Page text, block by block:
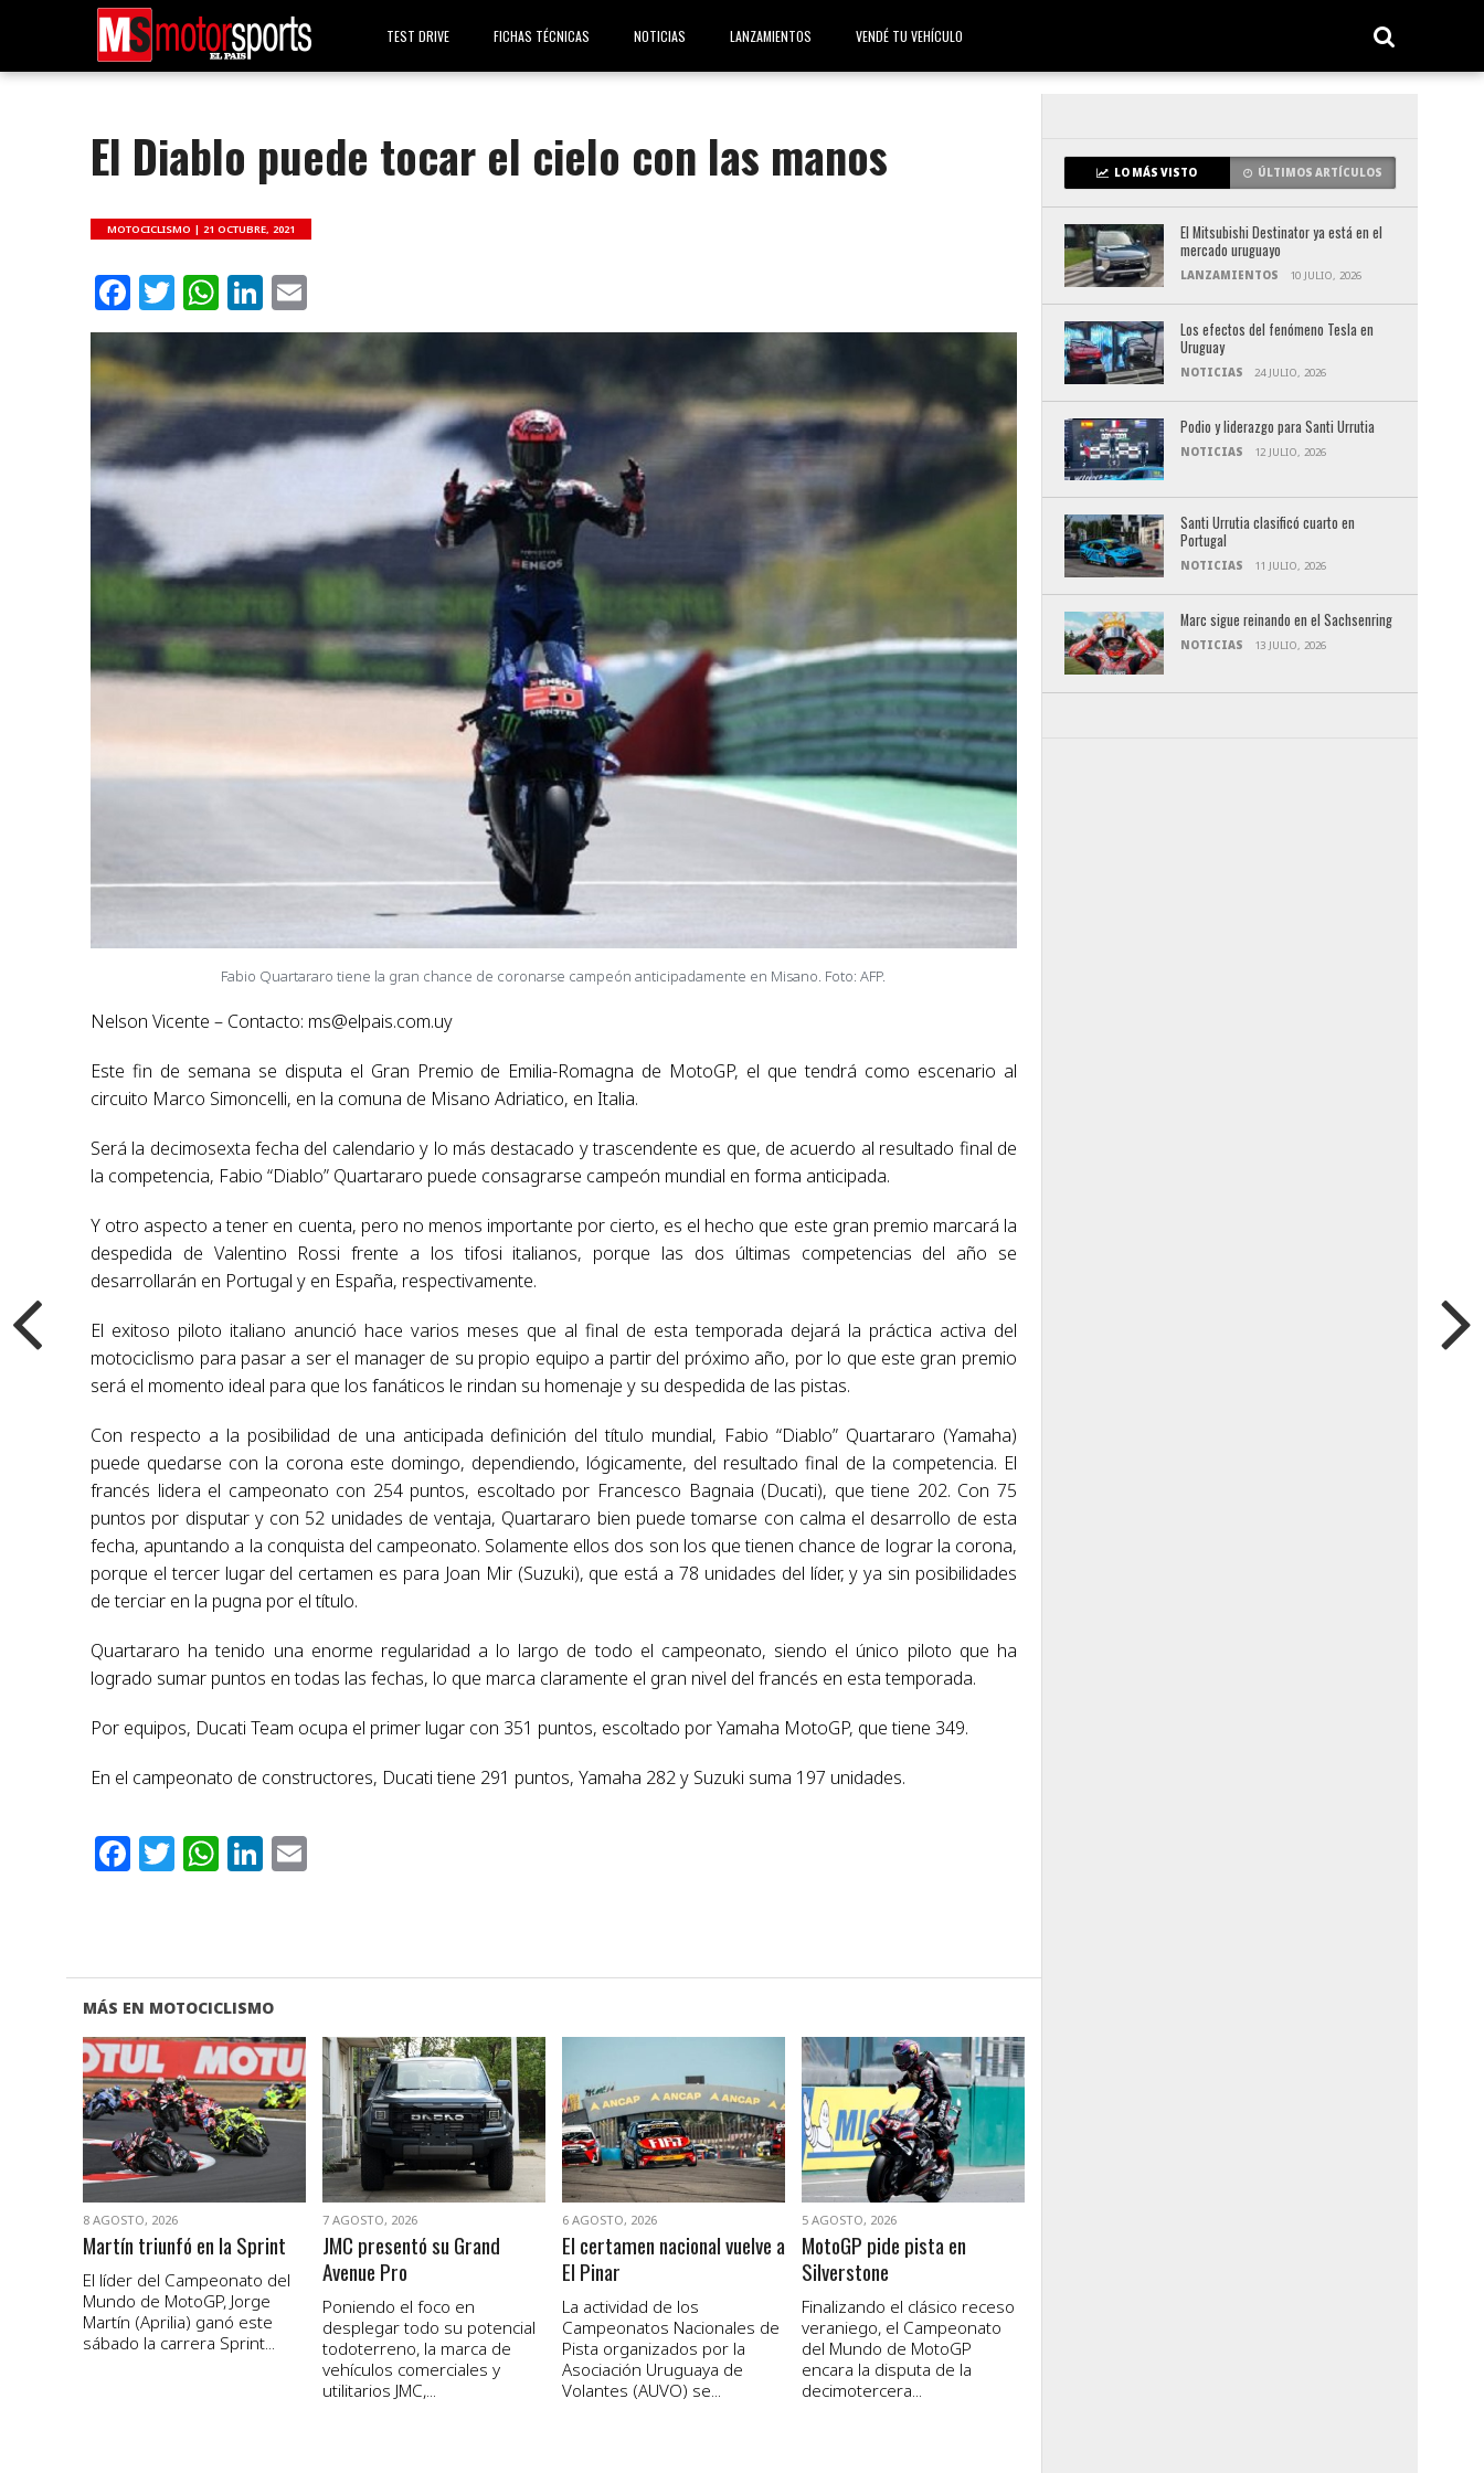
TEST DRIVE FICHAS TÉCNICAS NOTICIAS LANZAMIENTOS VENDÉ TU VEHÍCULO
El Diablo puede tocar el cielo con las manos
MOTOCICLISMO |21 OCTUBRE, 2021
Facebook
Twitter
WhatsApp
LinkedIn
Fabio Quartararo tiene la gran chance de coronarse campeón anticipadamente en Misano. Foto: AFP.
Nelson Vicente – Contacto: ms@elpais.com.uy
Este fin de semana se disputa el Gran Premio de Emilia-Romagna de MotoGP, el que tendrá como escenario al
circuito Marco Simoncelli, en la comuna de Misano Adriatico, en Italia.
Será la decimosexta fecha del calendario y lo más destacado y trascendente es que, de acuerdo al resultado final de
la competencia, Fabio “Diablo” Quartararo puede consagrarse campeón mundial en forma anticipada.
Y otro aspecto a tener en cuenta, pero no menos importante por cierto, es el hecho que este gran premio marcará la
despedida de Valentino Rossi frente a los tifosi italianos, porque las dos últimas competencias del año se
desarrollarán en Portugal y en España, respectivamente.
El exitoso piloto italiano anunció hace varios meses que al final de esta temporada dejará la práctica activa del
motociclismo para pasar a ser el manager de su propio equipo a partir del próximo año, por lo que este gran premio
será el momento ideal para que los fanáticos le rindan su homenaje y su despedida de las pistas.
Con respecto a la posibilidad de una anticipada definición del título mundial, Fabio “Diablo” Quartararo (Yamaha)
puede quedarse con la corona este domingo, dependiendo, lógicamente, del resultado final de la competencia. El
francés lidera el campeonato con 254 puntos, escoltado por Francesco Bagnaia (Ducati), que tiene 202. Con 75
puntos por disputar y con 52 unidades de ventaja, Quartararo bien puede tomarse con calma el desarrollo de esta
fecha, apuntando a la conquista del campeonato. Solamente ellos dos son los que tienen chance de lograr la corona,
porque el tercer lugar del certamen es para Joan Mir (Suzuki), que está a 78 unidades del líder, y ya sin posibilidades
de terciar en la pugna por el título.
Quartararo ha tenido una enorme regularidad a lo largo de todo el campeonato, siendo el único piloto que ha
logrado sumar puntos en todas las fechas, lo que marca claramente el gran nivel del francés en esta temporada.
Por equipos, Ducati Team ocupa el primer lugar con 351 puntos, escoltado por Yamaha MotoGP, que tiene 349.
En el campeonato de constructores, Ducati tiene 291 puntos, Yamaha 282 y Suzuki suma 197 unidades.
Facebook
Twitter
WhatsApp
LinkedIn
MÁS EN MOTOCICLISMO
VER NOTA
8 AGOSTO, 2026
Martín triunfó en la Sprint
El líder del Campeonato del
Mundo de MotoGP, Jorge
Martín (Aprilia) ganó este
sábado la carrera Sprint...
VER NOTA
7 AGOSTO, 2026
JMC presentó su Grand
Avenue Pro
Poniendo el foco en
desplegar todo su potencial
todoterreno, la marca de
vehículos comerciales y
utilitarios JMC,...
VER NOTA
6 AGOSTO, 2026
El certamen nacional vuelve a
El Pinar
La actividad de los
Campeonatos Nacionales de
Pista organizados por la
Asociación Uruguaya de
Volantes (AUVO) se...
VER NOTA
5 AGOSTO, 2026
MotoGP pide pista en
Silverstone
Finalizando el clásico receso
veraniego, el Campeonato
del Mundo de MotoGP
encara la disputa de la
decimotercera...
LO MÁS VISTO ÚLTIMOS ARTÍCULOS
El Mitsubishi Destinator ya está en el
mercado uruguayo
LANZAMIENTOS 10 JULIO, 2026
Los efectos del fenómeno Tesla en
Uruguay
NOTICIAS 24 JULIO, 2026
Podio y liderazgo para Santi Urrutia
NOTICIAS 12 JULIO, 2026
Santi Urrutia clasificó cuarto en
Portugal
NOTICIAS 11 JULIO, 2026
Marc sigue reinando en el Sachsenring
NOTICIAS 13 JULIO, 2026